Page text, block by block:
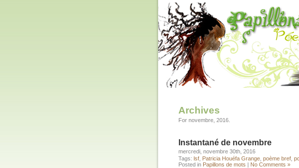
Archives
For novembre, 2016.
Instantané de novembre
mercredi, novembre 30th, 2016
Tags: lsf Patricia Houéfa Grange poème bref
Posted in Papillons de mots | No Comments »